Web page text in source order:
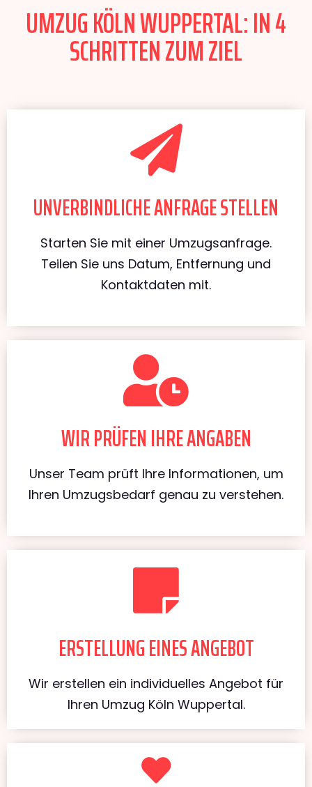
UMZUG KÖLN WUPPERTAL: IN 4
SCHRITTEN ZUM ZIEL
UNVERBINDLICHE ANFRAGE STELLEN
Starten Sie mit einer Umzugsanfrage.
Teilen Sie uns Datum, Entfernung und
Kontaktdaten mit.
WIR PRÜFEN IHRE ANGABEN
Unser Team prüft Ihre Informationen, um
Ihren Umzugsbedarf genau zu verstehen.
ERSTELLUNG EINES ANGEBOT
Wir erstellen ein individuelles Angebot für
Ihren Umzug Köln Wuppertal.